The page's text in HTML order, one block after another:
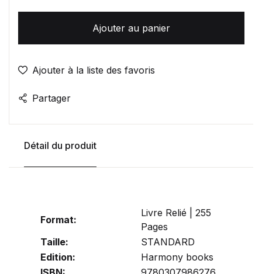
Ajouter au panier
Ajouter à la liste des favoris
Partager
Détail du produit
Format:
Livre Relié | 255
Pages
Taille:
STANDARD
Edition:
Harmony books